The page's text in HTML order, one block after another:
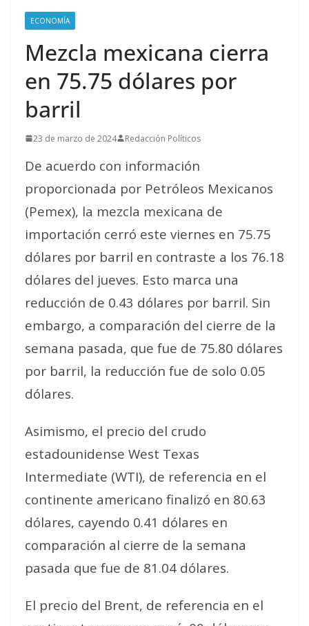
ECONOMÍA
Mezcla mexicana cierra
en 75.75 dólares por
barril
23 de marzo de 2024 Redacción Políticos
De acuerdo con información
proporcionada por Petróleos Mexicanos
(Pemex), la mezcla mexicana de
importación cerró este viernes en 75.75
dólares por barril en contraste a los 76.18
dólares del jueves. Esto marca una
reducción de 0.43 dólares por barril. Sin
embargo, a comparación del cierre de la
semana pasada, que fue de 75.80 dólares
por barril, la reducción fue de solo 0.05
dólares.
Asimismo, el precio del crudo
estadounidense West Texas
Intermediate (WTI), de referencia en el
continente americano finalizó en 80.63
dólares, cayendo 0.41 dólares en
comparación al cierre de la semana
pasada que fue de 81.04 dólares.
El precio del Brent, de referencia en el